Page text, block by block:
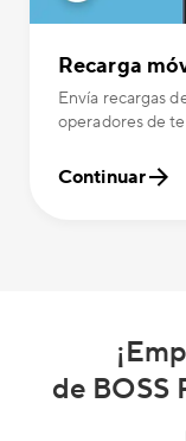
Recarga
Envía recargas
operadores de
Continuar
de BOSS